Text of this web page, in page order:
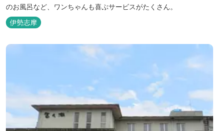
のお風呂など、ワンちゃんも喜ぶサービスがたくさん。
伊勢志摩